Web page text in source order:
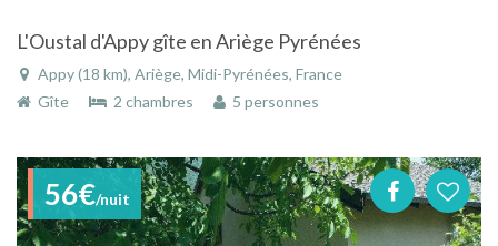
L'Oustal d'Appy gîte en Ariège Pyrénées
Appy (18 km), Ariège, Midi-Pyrénées, France
Gîte
2 chambres 5 personnes
56€/nuit